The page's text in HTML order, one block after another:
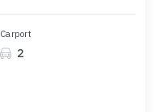
Carport
2